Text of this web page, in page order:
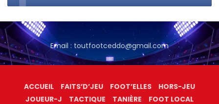
Email : toutfootceddo@gmail.com
ACCUEIL FAITS’D’JEU FOOT’ELLES
HORS-JEU
JOUEUR-J
TACTIQUE TANIÈRE FOOT LOCAL